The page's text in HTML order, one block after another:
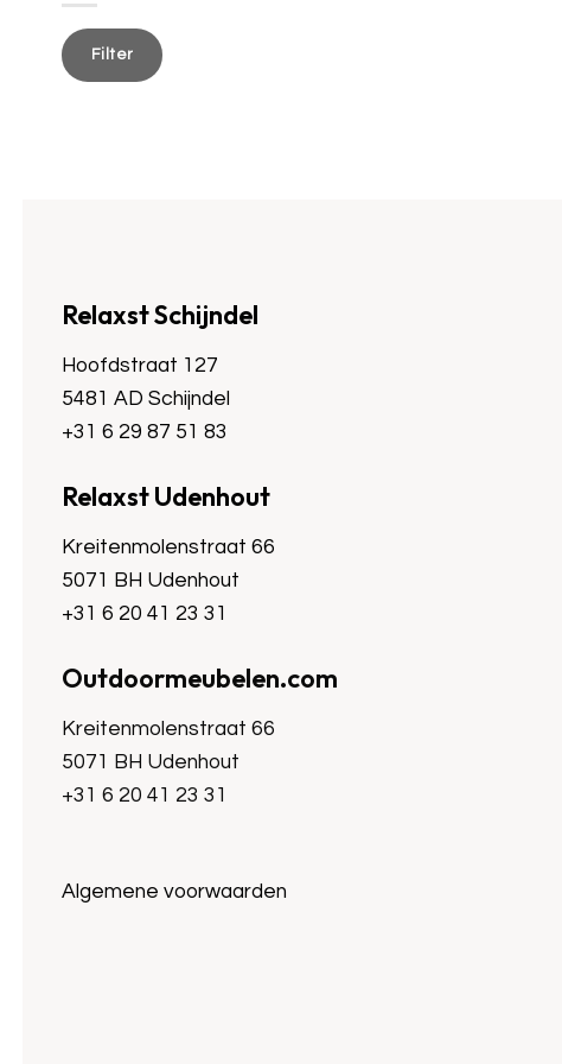
Min.
prijs
Max.
prijs Filter
Relaxst Schijndel
Hoofdstraat 127
5481 AD Schijndel
+31 6 29 87 51 83
Relaxst Udenhout
Kreitenmolenstraat 66
5071 BH Udenhout
+31 6 20 41 23 31
Outdoormeubelen.com
Kreitenmolenstraat 66
5071 BH Udenhout
+31 6 20 41 23 31
Algemene voorwaarden